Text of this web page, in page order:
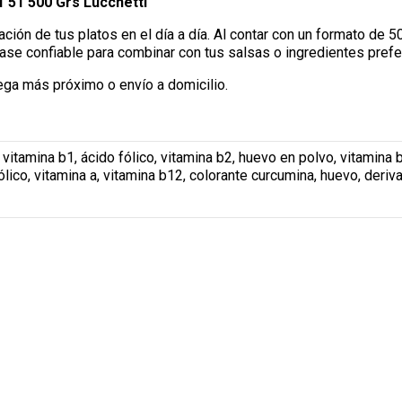
de tus platos en el día a día. Al contar con un formato de
confiable para combinar con tus salsas o ingredientes
más próximo o envío a domicilio.
b1, ácido fólico, vitamina b2, huevo en polvo,
vitamina a, vitamina b12, colorante curcumina, huevo,